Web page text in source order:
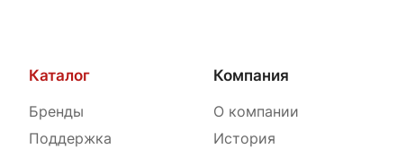
Каталог
Бренды
Поддержка
Компания
О компании
История